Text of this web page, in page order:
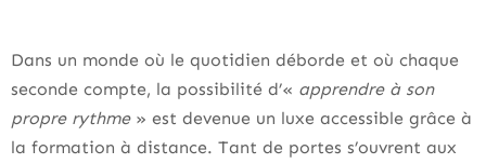
Dans un monde où le quotidien déborde et où chaque
seconde compte, la possibilité d’« apprendre à son
propre rythme» est devenue un luxe accessible grâce à
la formation à distance. Tant de portes s’ouvrent aux